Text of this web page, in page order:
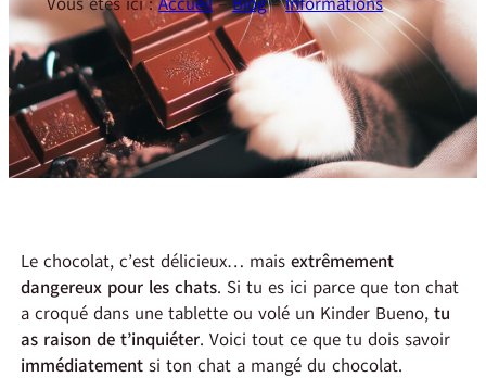
Le chocolat, c’est délicieux… maisextrêmement
dangereux pour les chats. Si tu es ici parce que ton chat
a croqué dans une tablette ou volé un Kinder Bueno,tu
as raison de t’inquiéter. Voici tout ce que tu dois savoir
immédiatement si ton chat a mangé du chocolat.